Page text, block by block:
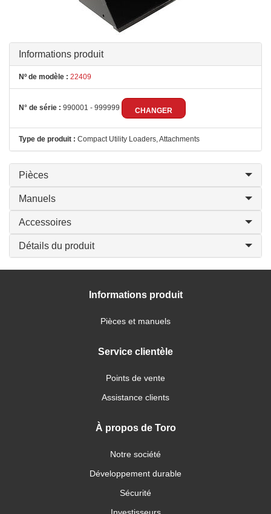
Informations produit
Nº de modèle : 22409
N° de série : 990001 - 999999 CHANGER
Type de produit : Compact Utility Loaders, Attachments
Pièces
Manuels
Accessoires
Détails du produit
Informations produit
Pièces et manuels
Service clientèle
Points de vente
Assistance clients
À propos de Toro
Notre société
Développement durable
Sécurité